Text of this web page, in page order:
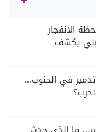
الانفجار
يكشف
في الجنوب...